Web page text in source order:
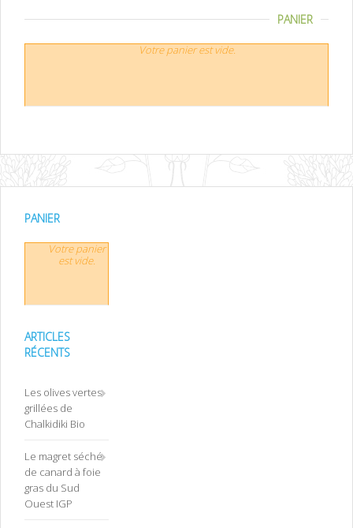
PANIER
Votre panier est vide.
PANIER
Votre panier
est vide.
ARTICLES
RÉCENTS
Les olives vertes
grillées de
Chalkidiki Bio
Le magret séché
de canard à foie
gras du Sud
Ouest IGP